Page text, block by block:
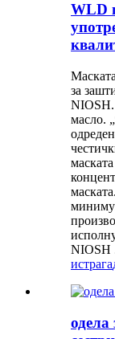
WLD
за
NIOSH.
масло.
NIOSH
истрага